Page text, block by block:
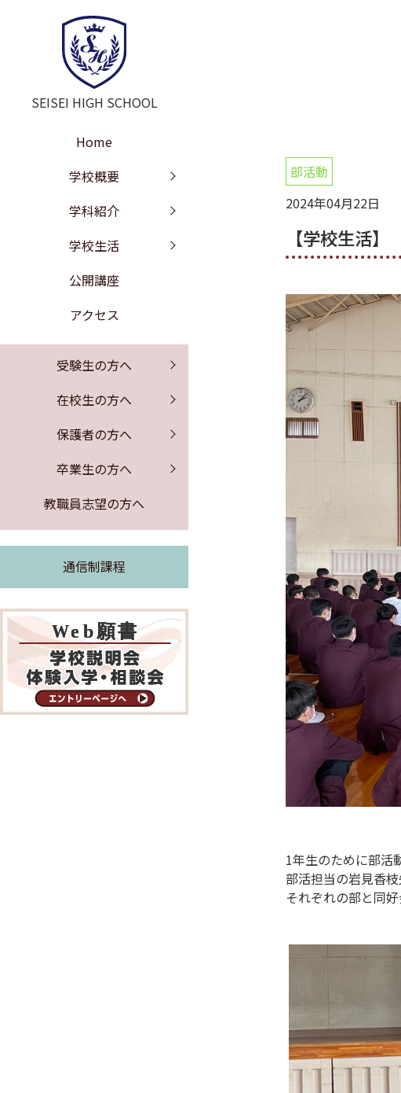
部活動
2024年04月22日
【学校生活
1年生のために部活
部活担当の岩見香
それぞれの部と同
SEISEI HIGH SCHOOL
Home
学校概要
学校長挨拶
教訓・教育目標
学校沿革
学校評価
いじめ防止の基本方針
公開情報
学科紹介
教育の特色
文理探究科
工学探究科
学校生活
年間行事
部活動
進路情報
制服紹介
公開講座
アクセス
受験生の方へ
体験入学・学校説明会
よくある質問
在校生の方へ
図書館からのお知らせ
求人票の公開
保護者の方へ
事務室より
卒業生の方へ
同窓会のお知らせ
教職員志望の方へ
通信制課程